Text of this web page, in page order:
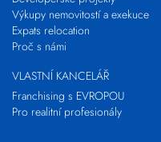
Výkupy nemovitostí a exekuce
Expats relocation
Proč s námi
VLASTNÍ KANCELÁŘ
Franchising s EVROPOU
Pro realitní profesionály